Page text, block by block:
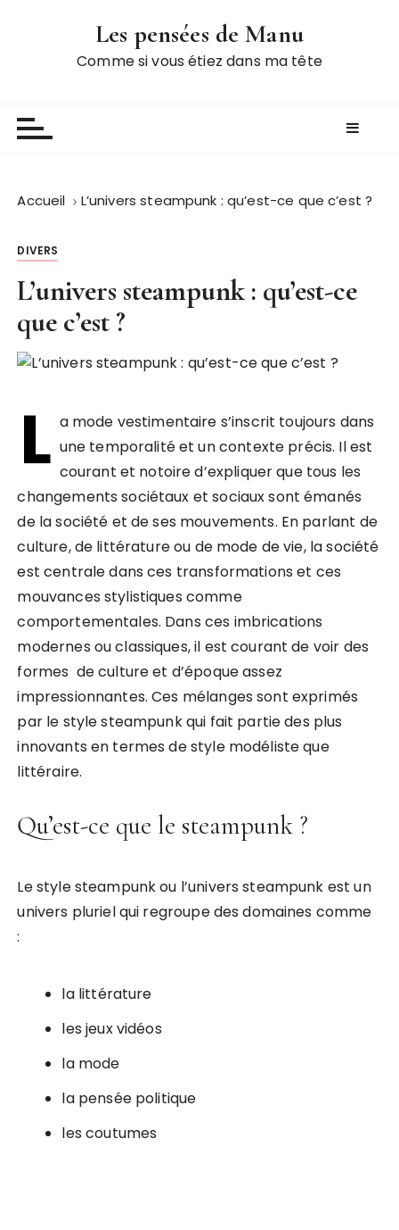
Les pensées de Manu
Comme si vous étiez dans ma tête
Accueil L’univers steampunk : qu’est-ce que c’est ?
DIVERS
L’univers steampunk : qu’est-ce
que c’est ?
L a mode vestimentaire s’inscrit toujours dans
une temporalité et un contexte précis. Il est
courant et notoire d’expliquer que tous les
changements sociétaux et sociaux sont émanés
de la société et de ses mouvements. En parlant de
culture, de littérature ou de mode de vie, la société
est centrale dans ces transformations et ces
mouvances stylistiques comme
comportementales. Dans ces imbrications
modernes ou classiques, il est courant de voir des
formes de culture et d’époque assez
impressionnantes. Ces mélanges sont exprimés
par le style steampunk qui fait partie des plus
innovants en termes de style modéliste que
littéraire.
Qu’est-ce que le steampunk ?
Le style steampunk ou l’univers steampunk est un
univers pluriel qui regroupe des domaines comme
:
la littérature
les jeux vidéos
la mode
la pensée politique
les coutumes